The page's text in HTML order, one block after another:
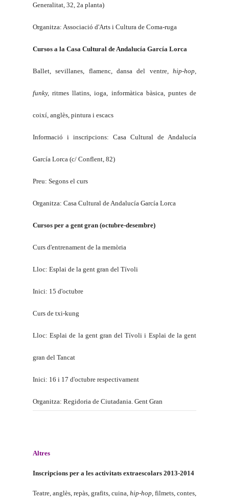
Generalitat, 32, 2a planta)
Organitza: Associació d'Arts i Cultura de Coma-ruga
Cursos a la Casa Cultural de Andalucía García Lorca
Ballet, sevillanes, flamenc, dansa del ventre, hip-hop,
funky, ritmes llatins, ioga, informàtica bàsica, puntes de
coixí, anglès, pintura i escacs
Informació i inscripcions: Casa Cultural de Andalucía
García Lorca (c/ Conflent, 82)
Preu: Segons el curs
Organitza: Casa Cultural de Andalucía García Lorca
Cursos per a gent gran (octubre-desembre)
Curs d'entrenament de la memòria
Lloc: Esplai de la gent gran del Tívoli
Inici: 15 d'octubre
Curs de txi-kung
Lloc: Esplai de la gent gran del Tívoli i Esplai de la gent
gran del Tancat
Inici: 16 i 17 d'octubre respectivament
Organitza: Regidoria de Ciutadania. Gent Gran
Altres
Inscripcions per a les activitats extraescolars 2013-2014
Teatre, anglès, repàs, grafits, cuina, hip-hop, filmets, contes,